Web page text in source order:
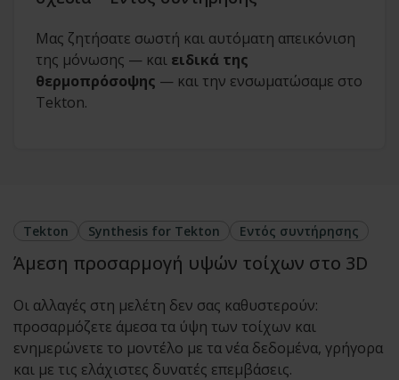
Μας ζητήσατε σωστή και αυτόματη απεικόνιση
της μόνωσης — και ειδικά της
θερμοπρόσοψης — και την ενσωματώσαμε στο
Tekton.
Tekton Synthesis for Tekton Εντός συντήρησης
Άμεση προσαρμογή υψών τοίχων στο 3D
Οι αλλαγές στη μελέτη δεν σας καθυστερούν:
προσαρμόζετε άμεσα τα ύψη των τοίχων και
ενημερώνετε το μοντέλο με τα νέα δεδομένα, γρήγορα
και με τις ελάχιστες δυνατές επεμβάσεις.